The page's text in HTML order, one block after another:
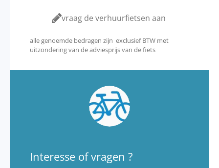
vraag de verhuurfietsen aan
alle genoemde bedragen zijn exclusief BTW met
uitzondering van de adviesprijs van de fiets
Interesse of vragen ?